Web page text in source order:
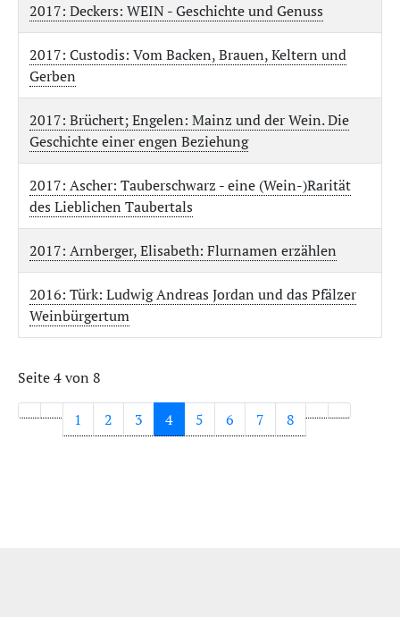
2017: Deckers: WEIN - Geschichte und Genuss
2017: Custodis: Vom Backen, Brauen, Keltern und
Gerben
2017: Brüchert; Engelen: Mainz und der Wein. Die
Geschichte einer engen Beziehung
2017: Ascher: Tauberschwarz - eine (Wein-)Rarität
des Lieblichen Taubertals
2017: Arnberger, Elisabeth: Flurnamen erzählen
2016: Türk: Ludwig Andreas Jordan und das Pfälzer
Weinbürgertum
Seite 4 von 8
1 2 3 4 5 6 7 8